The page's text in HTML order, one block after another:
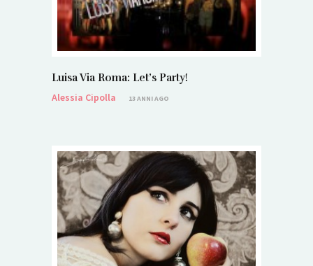
Luisa Via Roma: Let’s Party!
Alessia Cipolla
13 ANNI AGO